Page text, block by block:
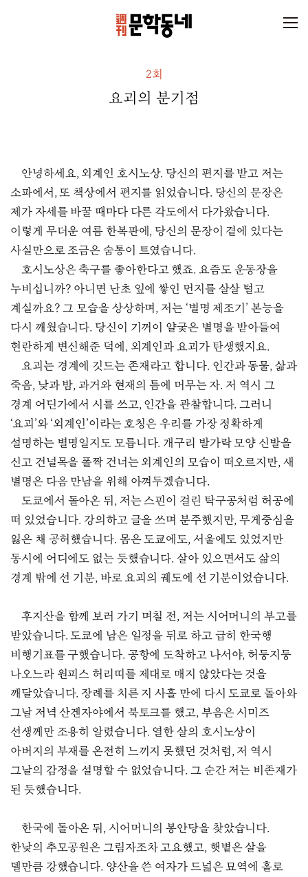
2회
요괴의 분기점
안녕하세요, 외계인 호시노상. 당신의 편지를 받고 저는
소파에서, 또 책상에서 편지를 읽었습니다. 당신의 문장은
제가 자세를 바꿀 때마다 다른 각도에서 다가왔습니다.
이렇게 무더운 여름 한복판에, 당신의 문장이 곁에 있다는
사실만으로 조금은 숨통이 트였습니다.
호시노상은 축구를 좋아한다고 했죠. 요즘도 운동장을
누비십니까? 아니면 난초 잎에 쌓인 먼지를 살살 털고
계실까요? 그 모습을 상상하며, 저는 ‘별명 제조기’ 본능을
다시 깨웠습니다. 당신이 기꺼이 얄궂은 별명을 받아들여
현란하게 변신해준 덕에, 외계인과 요괴가 탄생했지요.
요괴는 경계에 깃드는 존재라고 합니다. 인간과 동물, 삶과
죽음, 낮과 밤, 과거와 현재의 틈에 머무는 자. 저 역시 그
경계 어딘가에서 시를 쓰고, 인간을 관찰합니다. 그러니
‘요괴’와 ‘외계인’이라는 호칭은 우리를 가장 정확하게
설명하는 별명일지도 모릅니다. 개구리 발가락 모양 신발을
신고 건널목을 폴짝 건너는 외계인의 모습이 떠오르지만, 새
별명은 다음 만남을 위해 아껴두겠습니다.
도쿄에서 돌아온 뒤, 저는 스핀이 걸린 탁구공처럼 허공에
떠 있었습니다. 강의하고 글을 쓰며 분주했지만, 무게중심을
잃은 채 공허했습니다. 몸은 도쿄에도, 서울에도 있었지만
동시에 어디에도 없는 듯했습니다. 살아 있으면서도 삶의
경계 밖에 선 기분, 바로 요괴의 궤도에 선 기분이었습니다.
후지산을 함께 보러 가기 며칠 전, 저는 시어머니의 부고를
받았습니다. 도쿄에 남은 일정을 뒤로 하고 급히 한국행
비행기표를 구했습니다. 공항에 도착하고 나서야, 허둥지둥
나오느라 원피스 허리띠를 제대로 매지 않았다는 것을
깨달았습니다. 장례를 치른 지 사흘 만에 다시 도쿄로 돌아와
그날 저녁 산겐자야에서 북토크를 했고, 부음은 시미즈
선생께만 조용히 알렸습니다. 열한 살의 호시노상이
아버지의 부재를 온전히 느끼지 못했던 것처럼, 저 역시
그날의 감정을 설명할 수 없었습니다. 그 순간 저는 비존재가
된 듯했습니다.
한국에 돌아온 뒤, 시어머니의 봉안당을 찾았습니다.
한낮의 추모공원은 그림자조차 고요했고, 햇볕은 살을
델만큼 강했습니다. 양산을 쓴 여자가 드넓은 묘역에 홀로